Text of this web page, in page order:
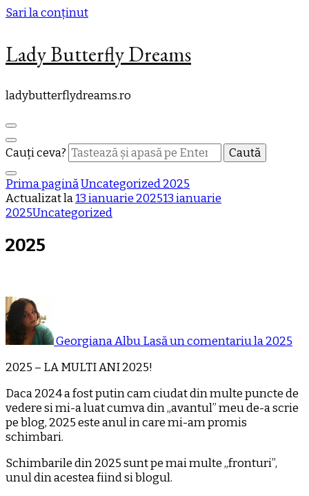
Sari la conținut
Lady Butterfly Dreams
ladybutterflydreams.ro
Cauți ceva?
Prima paginăUncategorized2025
Actualizat la13 ianuarie 202513 ianuarie
2025Uncategorized
2025
Georgiana AlbuLasă un comentariula 2025
2025 – LA MULTI ANI 2025!
Daca 2024 a fost putin cam ciudat din multe puncte de
vedere si mi-a luat cumva din „avantul” meu de-a scrie
pe blog, 2025 este anul in care mi-am promis
schimbari.
Schimbarile din 2025 sunt pe mai multe „fronturi”,
unul din acestea fiind si blogul.